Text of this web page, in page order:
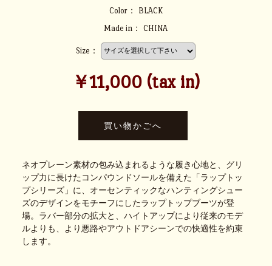
Color：
BLACK
Made in：
CHINA
Size：
￥11,000 (tax in)
ネオプレーン素材の包み込まれるような履き心地と、グリ
ップ力に長けたコンパウンドソールを備えた「ラップトッ
プシリーズ」に、オーセンティックなハンティングシュー
ズのデザインをモチーフにしたラップトップブーツが登
場。ラバー部分の拡大と、ハイトアップにより従来のモデ
ルよりも、より悪路やアウトドアシーンでの快適性を約束
します。